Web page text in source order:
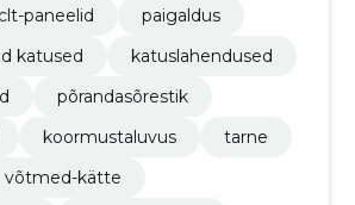
clt-paneelid
paigaldus
katused
katuslahendused
põrandasõrestik
koormustaluvus
tarne
võtmed-kätte